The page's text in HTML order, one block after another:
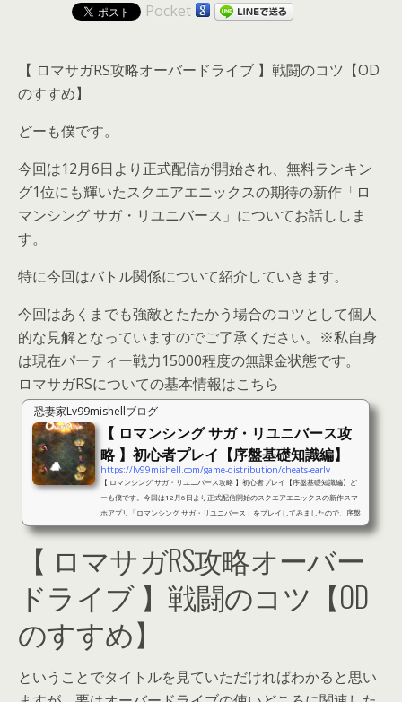
Pocket
【 ロマサガRS攻略オーバードライブ 】戦闘のコツ【OD
のすすめ】
どーも僕です。
今回は12月6日より正式配信が開始され、無料ランキン
グ1位にも輝いたスクエアエニックスの期待の新作「ロ
マンシング サガ・リユニバース」についてお話ししま
す。
特に今回はバトル関係について紹介していきます。
今回はあくまでも強敵とたたかう場合のコツとして個人
的な見解となっていますのでご了承ください。※私自身
は現在パーティー戦力15000程度の無課金状態です。
ロマサガRSについての基本情報はこちら
恐妻家Lv99mishellブログ
【 ロマンシング サガ・リユニバース攻
略 】初心者プレイ【序盤基礎知識編】
https://lv99mishell.com/game-distribution/cheats-early
【 ロマンシング サガ・リユニバース攻略 】初心者プレイ【序盤基礎知識編】ど
ーも僕です。今回は12月6日より正式配信開始のスクエアエニックスの新作スマ
ホアプリ「ロマンシング サガ・リユニバース」をプレイしてみましたので、序盤
の進め方やら何やらを高速で紹介していきます。因みに現在の私のプレイ状況は
を超えました。また、SSキャラもミッション報酬分も含めれば5体となっていま
す。【 ロマンシング サガ・リユニバース攻略 】初心者プレイ【序盤基...
【 ロマサガRS攻略オーバー
ドライブ 】戦闘のコツ【OD
のすすめ】
ということでタイトルを見ていただければわかると思い